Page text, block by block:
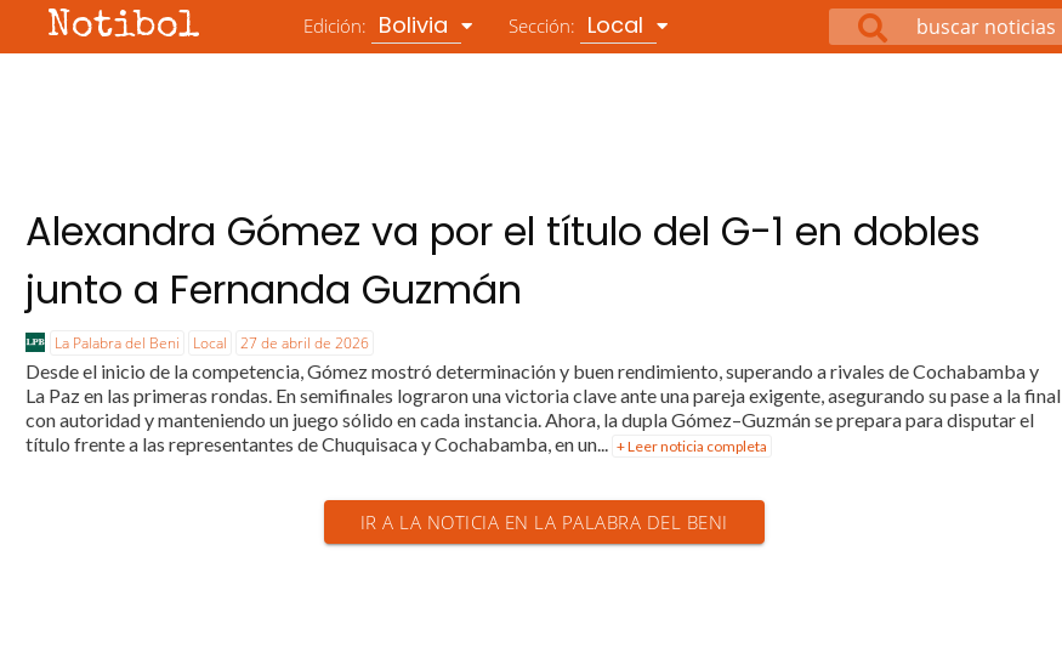
Notibol Edición: Bolivia Sección: Local
Alexandra Gómez va por el título del G-1 en dobles
junto a Fernanda Guzmán
La Palabra del Beni Local 27 de abril de 2026
Desde el inicio de la competencia, Gómez mostró determinación y buen rendimiento, superando a rivales de Cochabamba y
La Paz en las primeras rondas. En semifinales lograron una victoria clave ante una pareja exigente, asegurando su pase a la final
con autoridad y manteniendo un juego sólido en cada instancia. Ahora, la dupla Gómez–Guzmán se prepara para disputar el
título frente a las representantes de Chuquisaca y Cochabamba, en un... + Leer noticia completa
IR A LA NOTICIA EN LA PALABRA DEL BENI